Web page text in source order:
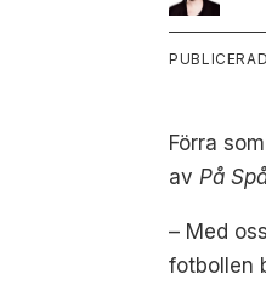
PUBLICERAD
Förra
av På
– Med
fotbollen